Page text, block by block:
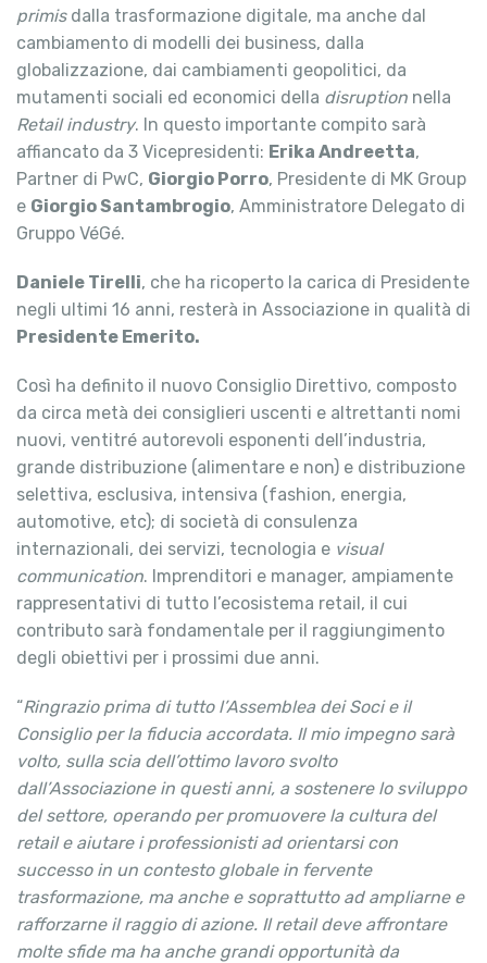
primisdalla trasformazione digitale, ma anche dal
cambiamento di modelli dei business, dalla
globalizzazione, dai cambiamenti geopolitici, da
mutamenti sociali ed economici della disruption nella
Retail industry. In questo importante compito sarà
affiancato da 3 Vicepresidenti: Erika Andreetta,
Partner di PwC, Giorgio Porro, Presidente di MK Group
e Giorgio Santambrogio, Amministratore Delegato di
Gruppo VéGé.
Daniele Tirelli, che ha ricoperto la carica di Presidente
negli ultimi 16 anni, resterà in Associazione in qualità di
Presidente Emerito.
Così ha definito il nuovo Consiglio Direttivo, composto
da circa metà dei consiglieri uscenti e altrettanti nomi
nuovi, ventitré autorevoli esponenti dell’industria,
grande distribuzione (alimentare e non) e distribuzione
selettiva, esclusiva, intensiva (fashion, energia,
automotive, etc); di società di consulenza
internazionali, dei servizi, tecnologia e visual
communication. Imprenditori e manager, ampiamente
rappresentativi di tutto l’ecosistema retail, il cui
contributo sarà fondamentale per il raggiungimento
degli obiettivi per i prossimi due anni.
“Ringrazio prima di tutto l’Assemblea dei Soci e il
Consiglio per la fiducia accordata. Il mio impegno sarà
volto, sulla scia dell’ottimo lavoro svolto
dall’Associazione in questi anni, a sostenere lo sviluppo
del settore, operando per promuovere la cultura del
retail e aiutare i professionisti ad orientarsi con
successo in un contesto globale in fervente
trasformazione, ma anche e soprattutto ad ampliarne e
rafforzarne il raggio di azione. Il retail deve affrontare
molte sfide ma ha anche grandi opportunità da